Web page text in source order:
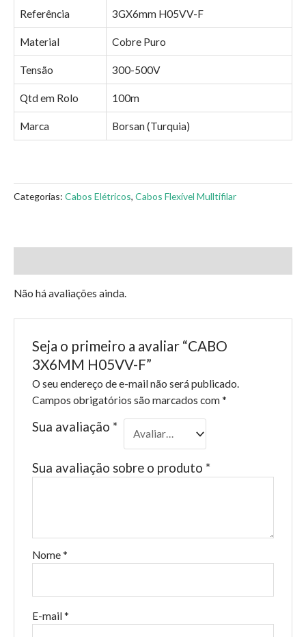
Referência 3GX6mm H05VV-F
Material Cobre Puro
Tensão 300-500V
Qtd em Rolo 100m
Marca Borsan (Turquia)
Categorias: Cabos Elétricos, Cabos Flexível Mulltifilar
Não há avaliações ainda.
Seja o primeiro a avaliar “CABO
3X6MM H05VV-F”
O seu endereço de e-mail não será publicado.
Campos obrigatórios são marcados com *
Sua avaliação *
Sua avaliação sobre o produto *
Nome *
E-mail *